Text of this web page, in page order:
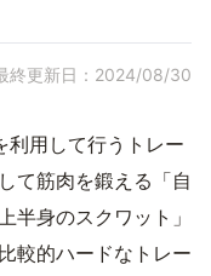
終更新日：2024/08/30
利用して行うトレー
て筋肉を鍛える「自
半身のスクワット」
較的ハードなトレー